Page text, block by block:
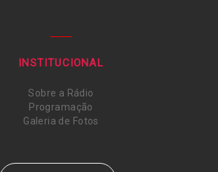
INSTITUCIONAL
Sobre a Rádio
Programação
Galeria de Fotos